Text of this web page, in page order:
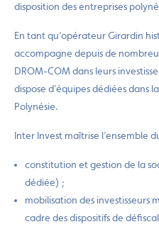
disposition des entreprises
En tant qu’opérateur Girardin
accompagne depuis de
DROM-COM dans leurs
dispose d’équipes dédiées dans
Polynésie.
Inter Invest maîtrise l’ensemble
constitution et gestion de la
dédiée) ;
mobilisation des investisseurs
cadre des dispositifs de